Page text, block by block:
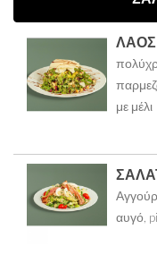
ΛΑΟΣ
με μέλι
αυγό,